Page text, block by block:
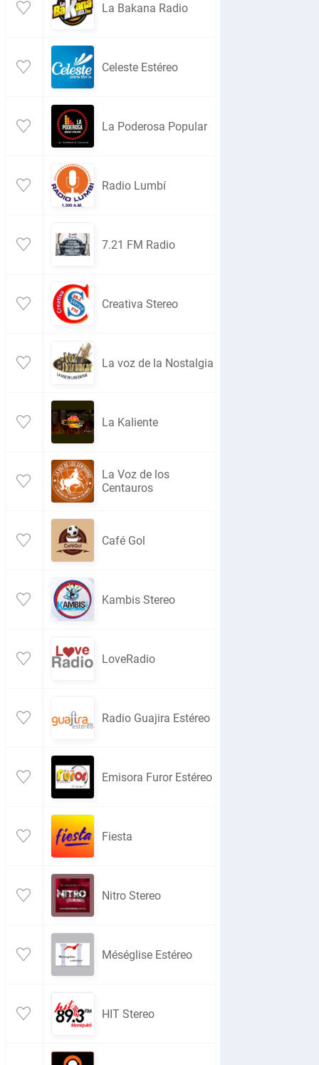
La Bakana Radio
Celeste Estéreo
La Poderosa Popular
Radio Lumbí
7.21 FM Radio
Creativa Stereo
La voz de la Nostalgia
La Kaliente
La Voz de los
Centauros
Café Gol
Kambis Stereo
LoveRadio
Radio Guajira Estéreo
Emisora Furor Estéreo
Fiesta
Nitro Stereo
Méséglise Estéreo
HIT Stereo